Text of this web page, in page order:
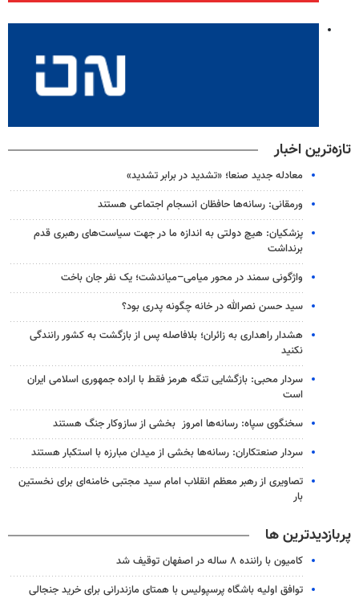
تازه‌ترین اخبار
معادله جدید صنعا؛ «تشدید در برابر تشدید»
ورمقانی: رسانه‌ها حافظان انسجام اجتماعی هستند
پزشکیان: هیچ دولتی به اندازه ما در جهت سیاست‌های رهبری قدم
برنداشت
واژگونی سمند در محور میامی–میاندشت؛ یک نفر جان باخت
سید حسن نصرالله در خانه چگونه پدری بود؟
هشدار راهداری به زائران؛ بلافاصله پس از بازگشت به کشور رانندگی
نکنید
سردار محبی: بازگشایی تنگه‌ هرمز فقط با اراده جمهوری اسلامی ایران
است
سخنگوی سپاه: رسانه‌ها امروز بخشی از سازوکار جنگ هستند
سردار صنعتکاران: رسانه‌ها بخشی از میدان مبارزه با استکبار هستند
تصاویری از رهبر معظم انقلاب امام سید مجتبی خامنه‌ای برای نخستین
بار
پربازدیدترین ها
کامیون با راننده ۸ ساله در اصفهان توقیف شد
توافق اولیه باشگاه پرسپولیس با همتای مازندرانی برای خرید جنجالی